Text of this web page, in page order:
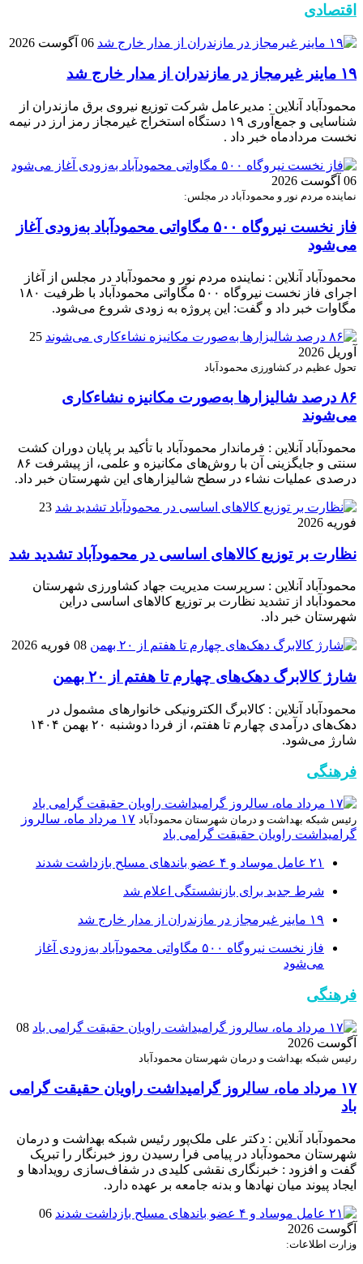
اقتصادی
06 آگوست 2026
۱۹ ماینر غیرمجاز در مازندران از مدار خارج شد
محمودآباد آنلاین : مدیرعامل شرکت توزیع نیروی برق مازندران از
شناسایی و جمع‌آوری ۱۹ دستگاه استخراج غیرمجاز رمز ارز در نیمه
نخست مردادماه خبر داد .
06 آگوست 2026
نماینده مردم نور و محمودآباد در مجلس:
فاز نخست نیروگاه ۵۰۰ مگاواتی محمودآباد به‌زودی آغاز
می‌شود
محمودآباد آنلاین : نماینده مردم نور و محمودآباد در مجلس از آغاز
اجرای فاز نخست نیروگاه ۵۰۰ مگاواتی محمودآباد با ظرفیت ۱۸۰
مگاوات خبر داد و گفت: این پروژه به زودی شروع می‌شود.
25
آوریل 2026
تحول عظیم در کشاورزی محمودآباد
۸۶ درصد شالیزارها به‌صورت مکانیزه نشاءکاری
می‌شوند
محمودآباد آنلاین : فرماندار محمودآباد با تأکید بر پایان دوران کشت
سنتی و جایگزینی آن با روش‌های مکانیزه و علمی، از پیشرفت ۸۶
درصدی عملیات نشاء در سطح شالیزارهای این شهرستان خبر داد.
23
فوریه 2026
نظارت بر توزیع کالا‌های اساسی در محمودآباد تشدید شد
محمودآباد آنلاین : سرپرست مدیریت جهاد کشاورزی شهرستان
محمودآباد از تشدید نظارت بر توزیع کالا‌های اساسی دراین
شهرستان خبر داد.
08 فوریه 2026
شارژ کالابرگ دهک‌های چهارم تا هفتم از ۲۰ بهمن
محمودآباد آنلاین : کالابرگ الکترونیکی خانوار‌های مشمول در
دهک‌های درآمدی چهارم تا هفتم، از فردا دوشنبه ۲۰ بهمن ۱۴۰۴
شارژ می‌شود.
فرهنگی
رئیس شبکه بهداشت و درمان شهرستان محمودآباد
۱۷ مرداد ماه، سالروز
گرامیداشت راویان حقیقت گرامی باد
۲۱ عامل موساد و ۴ عضو باند‌های مسلح بازداشت شدند
شرط جدید برای بازنشستگی اعلام شد
۱۹ ماینر غیرمجاز در مازندران از مدار خارج شد
فاز نخست نیروگاه ۵۰۰ مگاواتی محمودآباد به‌زودی آغاز
می‌شود
فرهنگی
08
آگوست 2026
رئیس شبکه بهداشت و درمان شهرستان محمودآباد
۱۷ مرداد ماه، سالروز گرامیداشت راویان حقیقت گرامی
باد
محمودآباد آنلاین : دکتر علی ملک‌پور رئیس شبکه بهداشت و درمان
شهرستان محمودآباد در پیامی فرا رسیدن روز خبرنگار را تبریک
گفت و افزود : خبرنگاری نقشی کلیدی در شفاف‌سازی رویدادها و
ایجاد پیوند میان نهادها و بدنه جامعه بر عهده دارد.
06
آگوست 2026
وزارت اطلاعات: